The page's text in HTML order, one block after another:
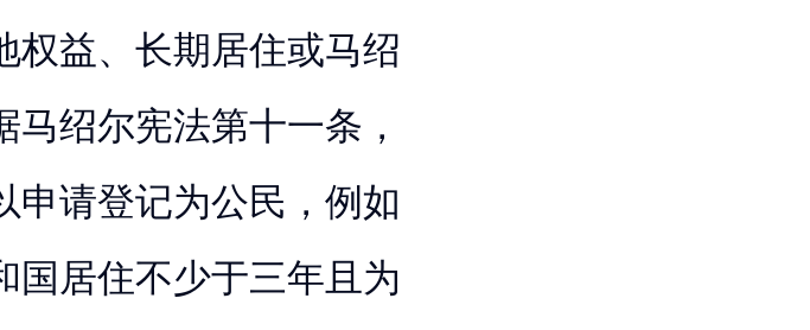
权益、长期居住或马绍
绍尔宪法第十一条，
申请登记为公民，例如
国居住不少于三年且为